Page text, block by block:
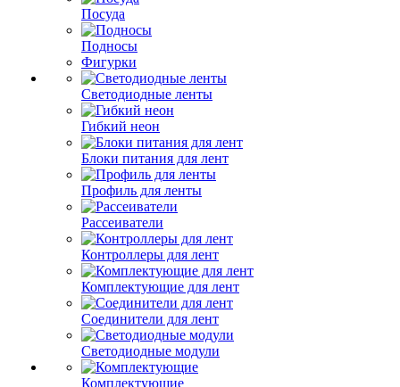
Посуда
Подносы
Фигурки
Светодиодные ленты
Гибкий неон
Блоки питания для лент
Профиль для ленты
Рассеиватели
Контроллеры для лент
Комплектующие для лент
Соединители для лент
Светодиодные модули
Комплектующие